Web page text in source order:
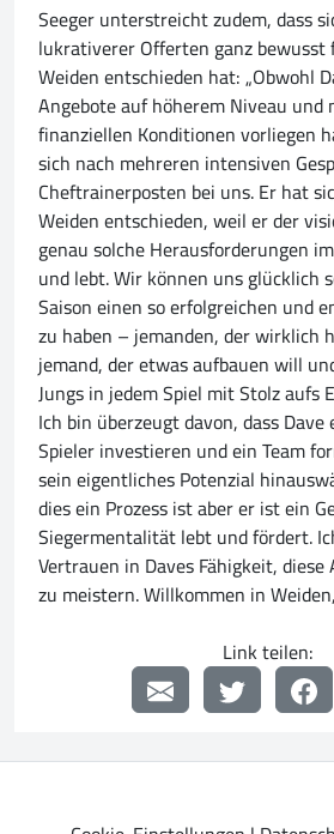
Seeger unterstreicht zudem, dass
lukrativerer Offerten ganz bewusst
Weiden entschieden hat: „Obwohl
Angebote auf höherem Niveau und
finanziellen Konditionen vorliegen
sich nach mehreren intensiven
Cheftrainerposten bei uns. Er hat
Weiden entschieden, weil er der
genau solche Herausforderungen
und lebt. Wir können uns glücklich
Saison einen so erfolgreichen und
zu haben – jemanden, der wirklich
jemand, der etwas aufbauen will
Jungs in jedem Spiel mit Stolz aufs
Ich bin überzeugt davon, dass
Spieler investieren und ein Team
sein eigentliches Potenzial
dies ein Prozess ist aber er ist ein
Siegermentalität lebt und fördert.
Vertrauen in Daves Fähigkeit,
zu meistern. Willkommen in
Link teilen: